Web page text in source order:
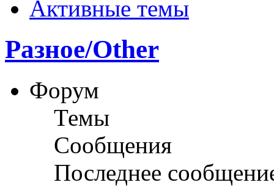
Активные темы
Разное/Other
Форум
Темы
Сообщения
Последнее